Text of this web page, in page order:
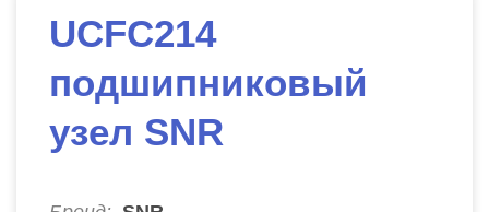
UCFC214
подшипниковый
узел SNR